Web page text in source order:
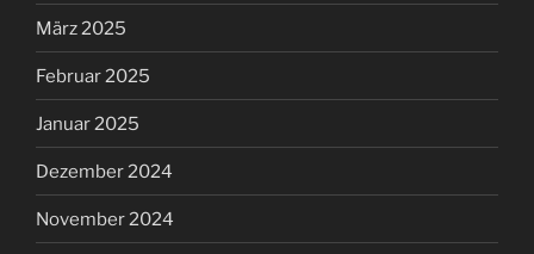
März 2025
Februar 2025
Januar 2025
Dezember 2024
November 2024